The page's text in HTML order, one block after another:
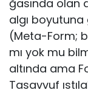
ğasında olan
algı boyutuna
(Meta-Form;
mı yok mu
altında ama
Tasavvuf